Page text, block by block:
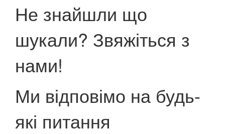
Не знайшли що
шукали? Звяжіться з
нами!
Ми відповімо на будь-
які питання